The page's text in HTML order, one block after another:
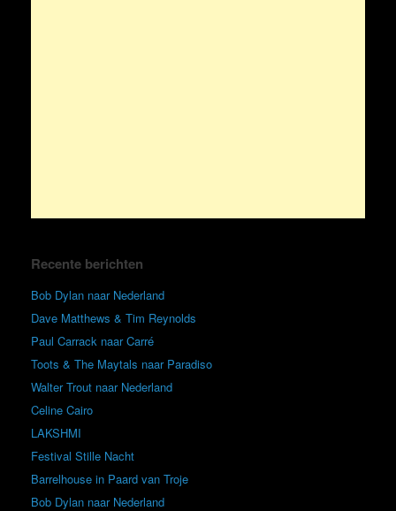
Recente berichten
Bob Dylan naar Nederland
Dave Matthews & Tim Reynolds
Paul Carrack naar Carré
Toots & The Maytals naar Paradiso
Walter Trout naar Nederland
Celine Cairo
LAKSHMI
Festival Stille Nacht
Barrelhouse in Paard van Troje
Bob Dylan naar Nederland